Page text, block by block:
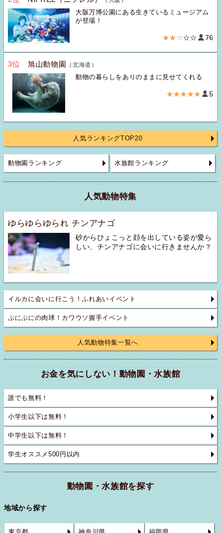
大阪万博公園にある生きているミュージアム
が登場！
★★☆☆☆ 76
3位 旭山動物園 （北海道）
動物の暮らしをありのままに見せてくれる
★★★★★ 5
人気ランキングTOP20
動物園ランキング 水族館ランキング
人気動物特集
ゆらゆらゆられ チンアナゴ
砂からひょこっと顔を出している姿が愛ら
しい、チンアナゴに会いに行きませんか？
イルカに会いに行こう！ふれあいイベント
ぷにぷにの肉球！カワウソ握手イベント
人気動物特集一覧へ
お金を気にしない！動物園・水族館
誰でも無料！
小学生以下は無料！
中学生以下は無料！
学生オススメ500円以内
動物園・水族館を探す
地域から探す